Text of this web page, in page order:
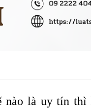
nào là uy tín thì